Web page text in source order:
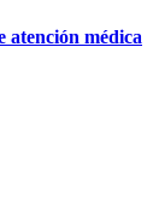
atención médica